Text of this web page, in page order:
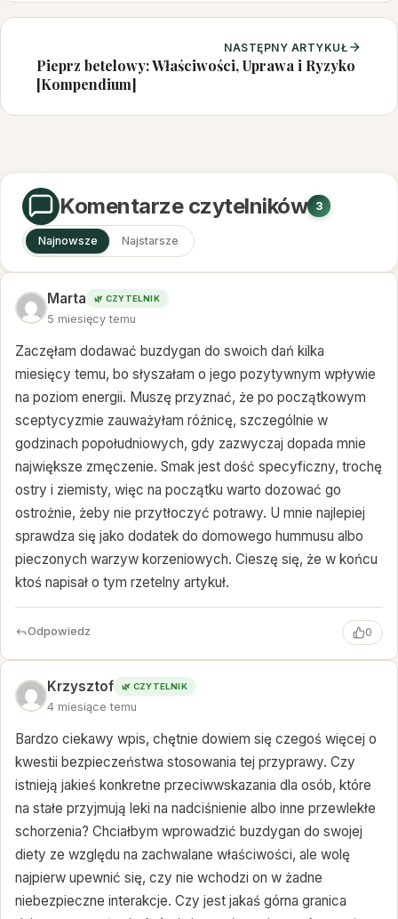
NASTĘPNY ARTYKUŁ
Pieprz betelowy: Właściwości, Uprawa i Ryzyko
[Kompendium]
Komentarze czytelników 3
Najnowsze Najstarsze
Marta 🌿 CZYTELNIK
5 miesięcy temu
Zaczęłam dodawać buzdygan do swoich dań kilka
miesięcy temu, bo słyszałam o jego pozytywnym wpływie
na poziom energii. Muszę przyznać, że po początkowym
sceptycyzmie zauważyłam różnicę, szczególnie w
godzinach popołudniowych, gdy zazwyczaj dopada mnie
największe zmęczenie. Smak jest dość specyficzny, trochę
ostry i ziemisty, więc na początku warto dozować go
ostrożnie, żeby nie przytłoczyć potrawy. U mnie najlepiej
sprawdza się jako dodatek do domowego hummusu albo
pieczonych warzyw korzeniowych. Cieszę się, że w końcu
ktoś napisał o tym rzetelny artykuł.
Odpowiedz 0
Krzysztof 🌿 CZYTELNIK
4 miesiące temu
Bardzo ciekawy wpis, chętnie dowiem się czegoś więcej o
kwestii bezpieczeństwa stosowania tej przyprawy. Czy
istnieją jakieś konkretne przeciwwskazania dla osób, które
na stałe przyjmują leki na nadciśnienie albo inne przewlekłe
schorzenia? Chciałbym wprowadzić buzdygan do swojej
diety ze względu na zachwalane właściwości, ale wolę
najpierw upewnić się, czy nie wchodzi on w żadne
niebezpieczne interakcje. Czy jest jakaś górna granica